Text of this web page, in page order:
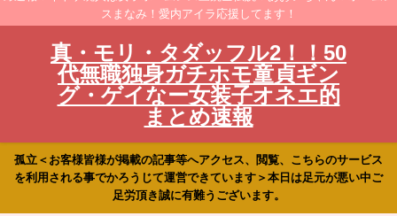
スまなみ！愛内アイラ応援してます！
真・モリ・タダッフル2！！50
代無職独身ガチホモ童貞ギン
グ・ゲイなー女装子オネエ的
まとめ速報
孤立＜お客様皆様が掲載の記事等へアクセス、閲覧、こちらのサービス
を利用される事でかろうじて運営できています＞本日は足元が悪い中ご
足労頂き誠に有難うございます。